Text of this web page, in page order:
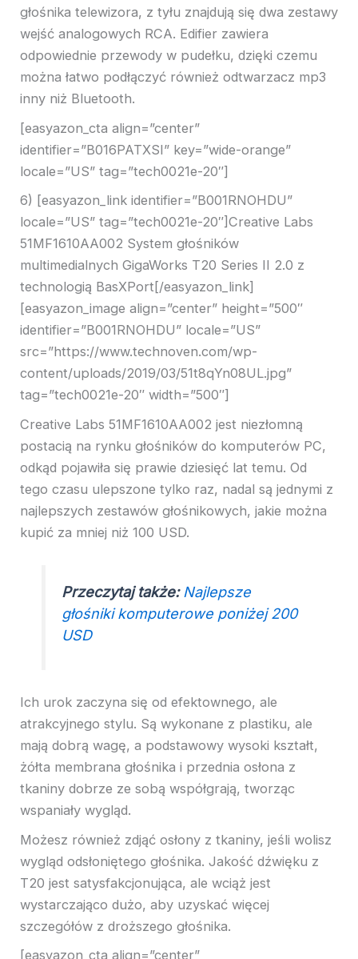
głośnika telewizora, z tyłu znajdują się dwa zestawy
wejść analogowych RCA. Edifier zawiera
odpowiednie przewody w pudełku, dzięki czemu
można łatwo podłączyć również odtwarzacz mp3
inny niż Bluetooth.
[easyazon_cta align=”center”
identifier=”B016PATXSI” key=”wide-orange”
locale=”US” tag=”tech0021e-20″]
6) [easyazon_link identifier=”B001RNOHDU”
locale=”US” tag=”tech0021e-20″]Creative Labs
51MF1610AA002 System głośników
multimedialnych GigaWorks T20 Series II 2.0 z
technologią BasXPort[/easyazon_link]
[easyazon_image align=”center” height=”500″
identifier=”B001RNOHDU” locale=”US”
src=”https://www.technoven.com/wp-
content/uploads/2019/03/51t8qYn08UL.jpg”
tag=”tech0021e-20″ width=”500″]
Creative Labs 51MF1610AA002 jest niezłomną
postacią na rynku głośników do komputerów PC,
odkąd pojawiła się prawie dziesięć lat temu. Od
tego czasu ulepszone tylko raz, nadal są jednymi z
najlepszych zestawów głośnikowych, jakie można
kupić za mniej niż 100 USD.
Przeczytaj także: Najlepsze
głośniki komputerowe poniżej 200
USD
Ich urok zaczyna się od efektownego, ale
atrakcyjnego stylu. Są wykonane z plastiku, ale
mają dobrą wagę, a podstawowy wysoki kształt,
żółta membrana głośnika i przednia osłona z
tkaniny dobrze ze sobą współgrają, tworząc
wspaniały wygląd.
Możesz również zdjąć osłony z tkaniny, jeśli wolisz
wygląd odsłoniętego głośnika. Jakość dźwięku z
T20 jest satysfakcjonująca, ale wciąż jest
wystarczająco dużo, aby uzyskać więcej
szczegółów z droższego głośnika.
[easyazon_cta align=”center”